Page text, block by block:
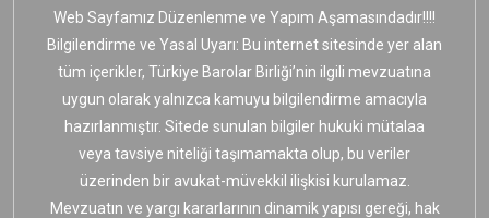
Web Sayfamız Düzenlenme ve Yapım Aşamasındadır!!!!
Bilgilendirme ve Yasal Uyarı: Bu internet sitesinde yer alan
tüm içerikler, Türkiye Barolar Birliği’nin ilgili mevzuatına
uygun olarak yalnızca kamuyu bilgilendirme amacıyla
hazırlanmıştır. Sitede sunulan bilgiler hukuki mütalaa
veya tavsiye niteliği taşımamakta olup, bu veriler
üzerinden bir avukat-müvekkil ilişkisi kurulamaz.
Mevzuatın ve yargı kararlarının dinamik yapısı gereği, hak